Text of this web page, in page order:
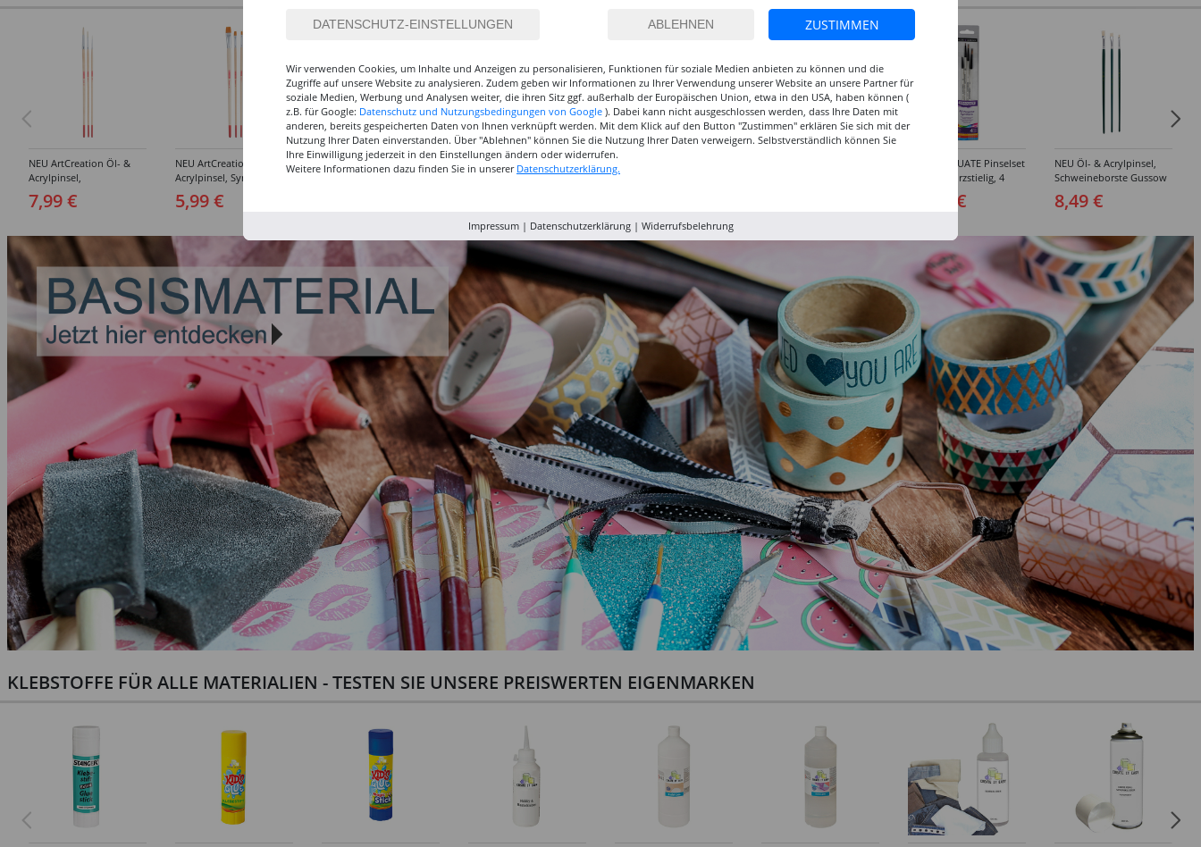
NEU ArtCreation Öl- &
Acrylpinsel,
3er Set, No. 2, 6, 10
7,99 €
NEU ArtCreation Öl- &
Acrylpinsel, Synthetik,
Flachpinsel, 4, 8, 16
5,99 €
NEU GRADUATE Pinselset
Rund, kurzstielig, 3
NEU GRADUATE
Pinselset, langsteilig, 3
NEU GRADUATE Pinselset
kurzstielig 4
NEU GRADUATE Pinselset
"Detail“, kurzstielig, 4
15,99 €
NEU Öl- & Acrylpinsel,
Schweineborste Gussow
8,49 €
KLEBSTOFFE FÜR ALLE MATERIALIEN - TESTEN SIE UNSERE PREISWERTEN EIGENMARKEN
ZUSTIMMEN
Wir verwenden Cookies, um Inhalte und Anzeigen zu personalisieren, Funktionen für soziale Medien anbieten zu können und die
Zugriffe auf unsere Website zu analysieren. Zudem geben wir Informationen zu Ihrer Verwendung unserer Website an unsere Partner für
soziale Medien, Werbung und Analysen weiter, die ihren Sitz ggf. außerhalb der Europäischen Union, etwa in den USA, haben können (
z.B. für Google: Datenschutz und Nutzungsbedingungen von Google ). Dabei kann nicht ausgeschlossen werden, dass Ihre Daten mit
anderen, bereits gespeicherten Daten von Ihnen verknüpft werden. Mit dem Klick auf den Button "Zustimmen" erklären Sie sich mit der
Nutzung Ihrer Daten einverstanden. Über "Ablehnen" können Sie die Nutzung Ihrer Daten verweigern. Selbstverständlich können Sie
Ihre Einwilligung jederzeit in den Einstellungen ändern oder widerrufen.
Weitere Informationen dazu finden Sie in unserer Datenschutzerklärung.
Impressum| Datenschutzerklärung| Widerrufsbelehrung